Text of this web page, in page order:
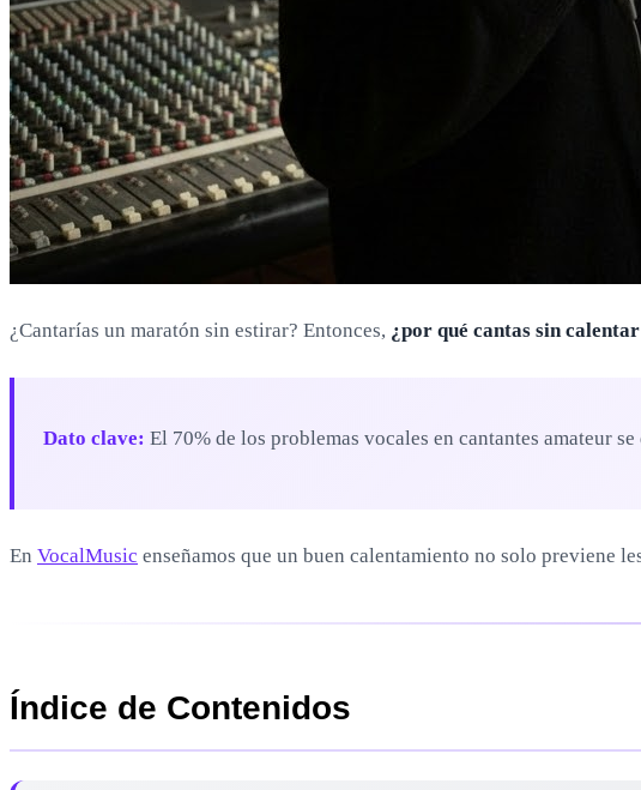
¿Cantarías un maratón sin estirar? Entonces, ¿por qué cantas sin
Dato clave: El 70% de los problemas vocales en cantantes amateur
En VocalMusic enseñamos que un buen calentamiento no solo previene
Índice de Contenidos